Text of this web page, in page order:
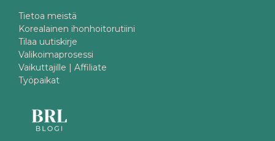
Tietoa meistä
Korealainen ihonhoitorutiini
Tilaa uutiskirje
Valikoimaprosessi
Vaikuttajille | Affiliate
Työpaikat